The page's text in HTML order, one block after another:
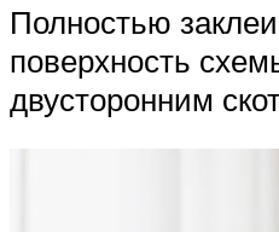
Полностью
поверхность
двусторонним